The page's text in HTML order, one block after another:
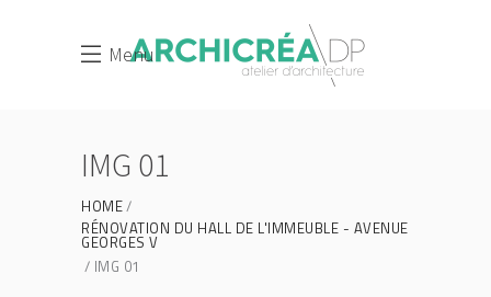
Menu
IMG 01
HOME
RÉNOVATION DU HALL DE L'IMMEUBLE - AVENUE
GEORGES V
IMG 01